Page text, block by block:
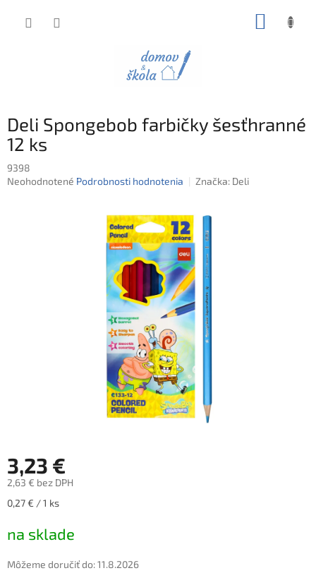
Deli Spongebob farbičky šesťhranné
12 ks
9398
Priemerné
Neohodnotené Podrobnosti hodnotenia Značka: Deli
3,23 €
2,63 € bez DPH
Jednotková
0,27 € / 1 ks
na sklade
Môžeme doručiť do:11.8.2026